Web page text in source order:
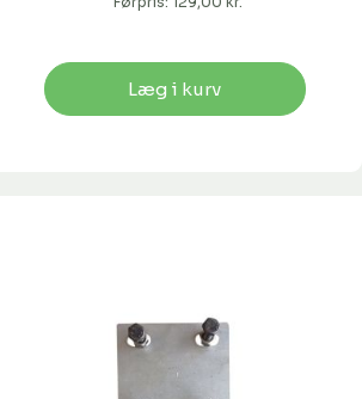
Læg i kurv